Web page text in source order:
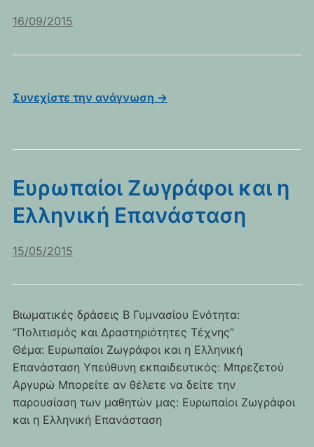
16/09/2015
Συνεχίστε την ανάγνωση →
Ευρωπαίοι Ζωγράφοι και η
Ελληνική Επανάσταση
15/05/2015
Βιωματικές δράσεις Β Γυμνασίου Ενότητα:
“Πολιτισμός και Δραστηριότητες Τέχνης”
Θέμα: Ευρωπαίοι Ζωγράφοι και η Ελληνική
Επανάσταση Υπεύθυνη εκπαιδευτικός: Μπρεζετού
Αργυρώ Μπορείτε αν θέλετε να δείτε την
παρουσίαση των μαθητών μας: Ευρωπαίοι Ζωγράφοι
και η Ελληνική Επανάσταση